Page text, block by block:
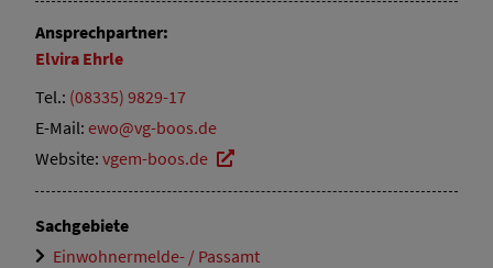
Ansprechpartner:
Elvira Ehrle
Tel.: (08335) 9829-17
E-Mail: ewo@vg-boos.de
Website: vgem-boos.de
Sachgebiete
Einwohnermelde- / Passamt